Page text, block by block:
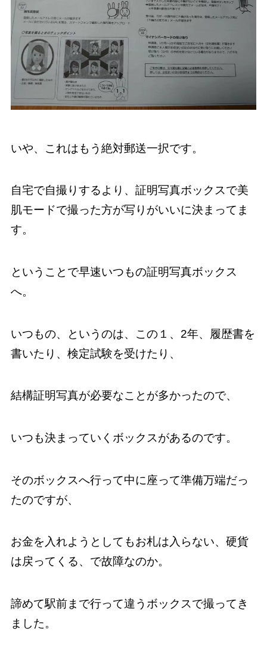
いや、これはもう絶対郵送一択です。
自宅で自撮りするより、証明写真ボックスで美
肌モードで撮った方が写りがいいに決まってま
す。
ということで早速いつもの証明写真ボックス
へ。
いつもの、というのは、この１、2年、履歴書を
書いたり、検定試験を受けたり、
結構証明写真が必要なことが多かったので、
いつも決まっていくボックスがあるのです。
そのボックスへ行って中に座って準備万端だっ
たのですが、
お金を入れようとしてもお札は入らない、硬貨
は戻ってくる、で故障なのか。
諦めて駅前まで行って違うボックスで撮ってき
ました。